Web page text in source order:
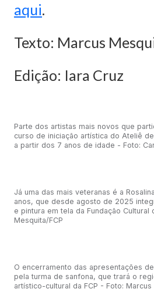
aqui.
Texto: Marcus
Edição: Iara Cruz
Parte dos artistas mais novos que
curso de iniciação artística do Ateliê
a partir dos 7 anos de idade - Foto:
Já uma das mais veteranas é a
anos, que desde agosto de 2025
e pintura em tela da Fundação Cultural
Mesquita/FCP
O encerramento das apresentações
pela turma de sanfona, que trará o
artístico-cultural da FCP - Foto: Marcus